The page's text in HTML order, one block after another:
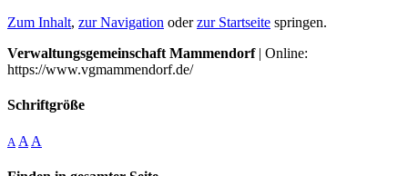
Zum Inhalt, zur Navigation oderzur Startseite springen.
Verwaltungsgemeinschaft Mammendorf| Online:
https://www.vgmammendorf.de/
Schriftgröße
A A A